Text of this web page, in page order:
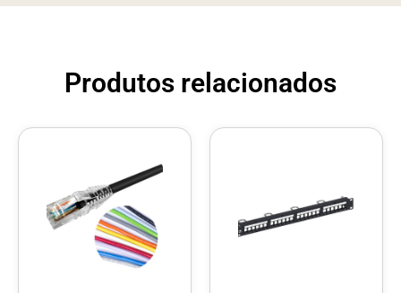
Produtos relacionados